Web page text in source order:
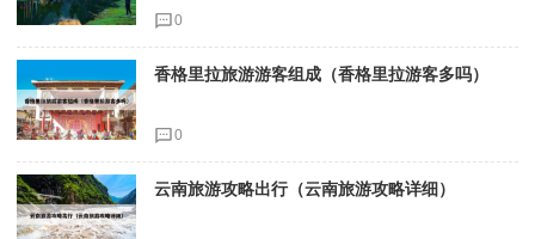
0
香格里拉旅游游客组成（香格里拉游客多吗）
0
云南旅游攻略出行（云南旅游攻略详细）